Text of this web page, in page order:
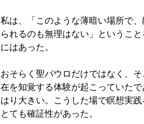
私は、「このような薄暗い場所で
られるのも無理はない」というこ
にはあった。
おそらく聖パウロだけではなく、
在を知覚する体験が起こっていた
はり大きい。こうした場で瞑想実
とても確証性があった。